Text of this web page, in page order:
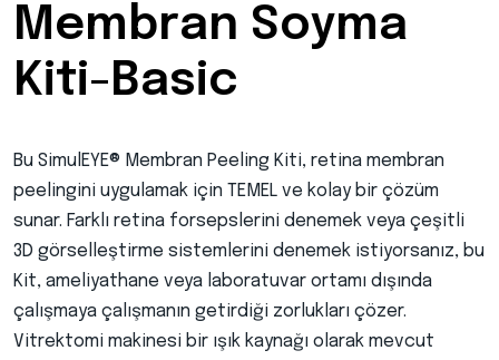
Membran Soyma
Kiti-Basic
Bu SimulEYE® Membran Peeling Kiti, retina membran
peelingini uygulamak için TEMEL ve kolay bir çözüm
sunar. Farklı retina forsepslerini denemek veya çeşitli
3D görselleştirme sistemlerini denemek istiyorsanız, bu
Kit, ameliyathane veya laboratuvar ortamı dışında
çalışmaya çalışmanın getirdiği zorlukları çözer.
Vitrektomi makinesi bir ışık kaynağı olarak mevcut